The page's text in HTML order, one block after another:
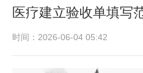
医疗建立验收单填写
时间：2026-06-04 05:42